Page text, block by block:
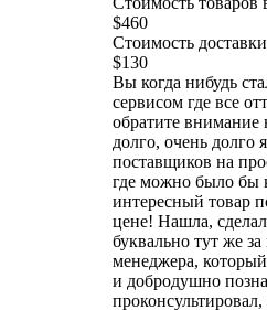
$460
Стоимость
$130
Вы когда нибудь
сервисом где все
обратите
долго, очень долго
поставщиков на
где можно было бы
интересный товар
цене! Нашла,
буквально тут же
менеджера,
и добродушно